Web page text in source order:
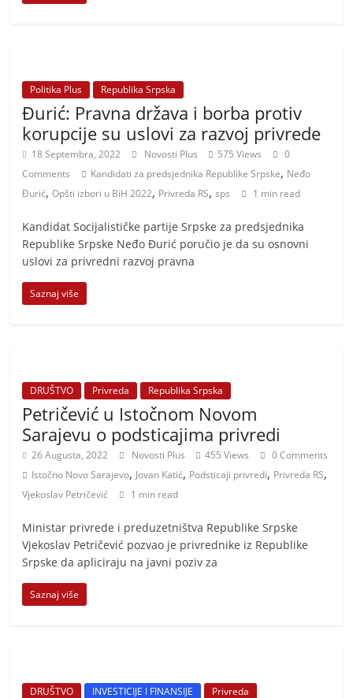
Politika Plus Republika Srpska
Đurić: Pravna država i borba protiv
korupcije su uslovi za razvoj privrede
18 Septembra, 2022 Novosti Plus 575 Views
0
Comments
Kandidati za predsjednika Republike Srpske, Neđo
Đurić,Opšti izbori u BiH 2022, Privreda RS,sps 1 min read
Kandidat Socijalističke partije Srpske za predsjednika
Republike Srpske Neđo Đurić poručio je da su osnovni
uslovi za privredni razvoj pravna
Saznaj više
DRUŠTVO Privreda Republika Srpska
Petričević u Istočnom Novom
Sarajevu o podsticajima privredi
26 Augusta, 2022 Novosti Plus 455 Views
0 Comments
Istočno Novo Sarajevo, Jovan Katić, Podsticaji privredi, Privreda RS,
Vjekoslav Petričević 1 min read
​Ministar privrede i preduzetništva Republike Srpske
Vjekoslav Petričević pozvao je privrednike iz Republike
Srpske da apliciraju na javni poziv za
Saznaj više
DRUŠTVO INVESTICIJE I FINANSIJE Privreda